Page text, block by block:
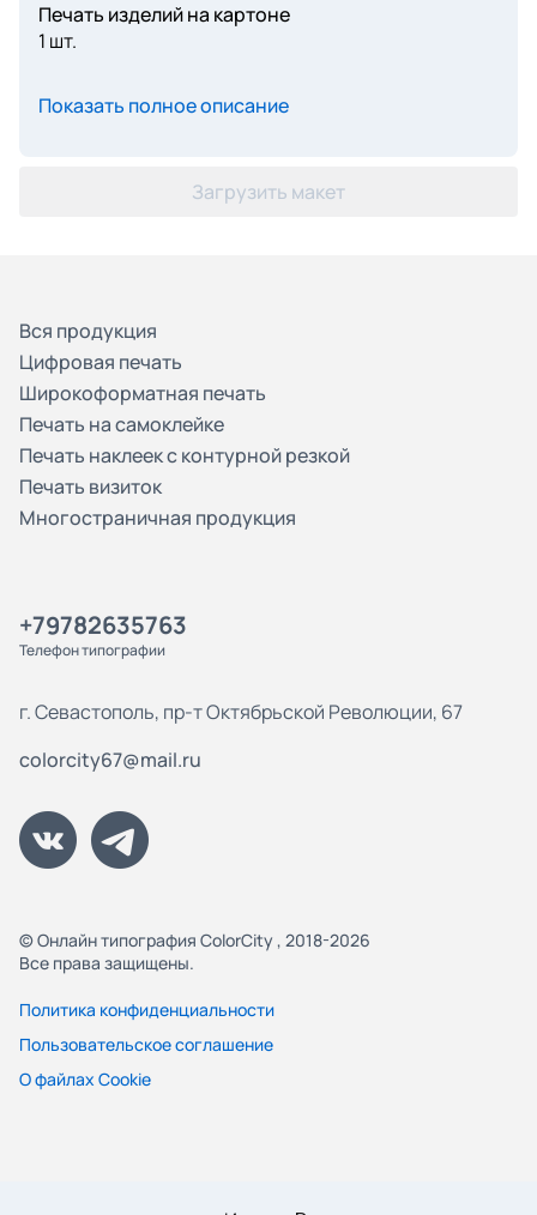
Печать изделий на картоне
1 шт.
Показать полное описание
Загрузить макет
Вся продукция
Цифровая печать
Широкоформатная печать
Печать на самоклейке
Печать наклеек с контурной резкой
Печать визиток
Многостраничная продукция
+79782635763
Телефон типографии
г. Севастополь, пр-т Октябрьской Революции, 67
colorcity67@mail.ru
© Онлайн типография ColorCity , 2018-2026
Все права защищены.
Политика конфиденциальности
Пользовательское соглашение
О файлах Cookie